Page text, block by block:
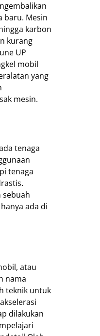
baru. Mesin
karbon
kurang
UP
mobil
yang
mesin.
tenaga
tenaga
sebuah
ada di
atau
nama
teknik untuk
dilakukan